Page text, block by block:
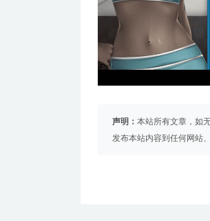
声明： 本站所有文章，如
发布本站内容到任何网站